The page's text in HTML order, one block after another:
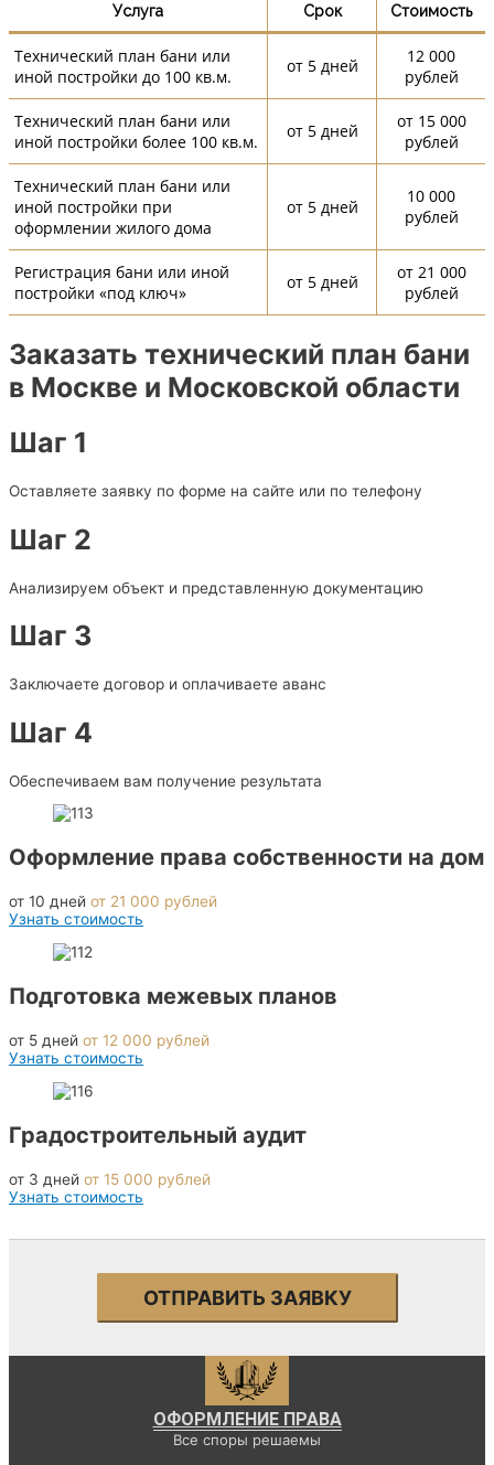
Услуга Срок Стоимость
Технический план бани или
иной постройки до 100 кв.м.
от 5 дней
12 000
рублей
Технический план бани или
иной постройки более 100 кв.м.
от 5 дней
от 15 000
рублей
Технический план бани или
иной постройки при
оформлении жилого дома
от 5 дней
10 000
рублей
Регистрация бани или иной
постройки «под ключ»
от 5 дней
от 21 000
рублей
Заказать технический план бани
в Москве и Московской области
Шаг 1
Оставляете заявку по форме на сайте или по телефону
Шаг 2
Анализируем объект и представленную документацию
Шаг 3
Заключаете договор и оплачиваете аванс
Шаг 4
Обеспечиваем вам получение результата
Оформление права собственности на дом
от 10 дней от 21 000 рублей
Узнать стоимость
Подготовка межевых планов
от 5 дней от 12 000 рублей
Узнать стоимость
Градостроительный аудит
от 3 дней от 15 000 рублей
Узнать стоимость
ОТПРАВИТЬ ЗАЯВКУ
ОФОРМЛЕНИЕ ПРАВА
Все споры решаемы